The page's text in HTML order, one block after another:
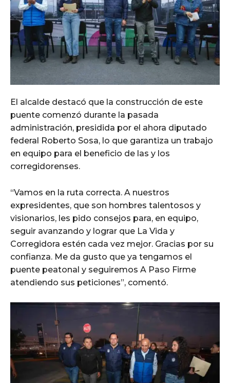
El alcalde destacó que la construcción de este
puente comenzó durante la pasada
administración, presidida por el ahora diputado
federal Roberto Sosa, lo que garantiza un trabajo
en equipo para el beneficio de las y los
corregidorenses.
“Vamos en la ruta correcta. A nuestros
expresidentes, que son hombres talentosos y
visionarios, les pido consejos para, en equipo,
seguir avanzando y lograr que La Vida y
Corregidora estén cada vez mejor. Gracias por su
confianza. Me da gusto que ya tengamos el
puente peatonal y seguiremos A Paso Firme
atendiendo sus peticiones”, comentó.